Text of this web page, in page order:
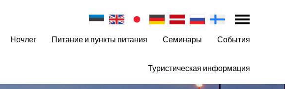
Ночлег Питание и пункты питания Семинары События
Туристическая информация